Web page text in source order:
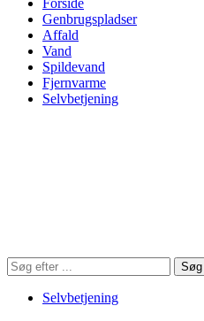
Forside
Genbrugspladser
Affald
Vand
Spildevand
Fjernvarme
Selvbetjening
Søg
på
hjemmesiden
Søg
Selvbetjening